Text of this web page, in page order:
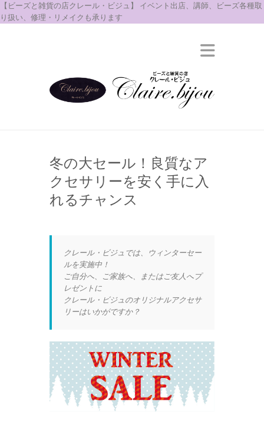
【ビーズと雑貨の店クレール・ビジュ】 イベント出店、講師、ビーズ各種取
り扱い、修理・リメイクも承ります
冬の大セール！良質なア
クセサリーを安く手に入
れるチャンス
クレール・ビジュでは、ウィンターセー
ルを実施中！
ご自分へ、ご家族へ、またはご友人へプ
レゼントに
クレール・ビジュのオリジナルアクセサ
リーはいかがですか？